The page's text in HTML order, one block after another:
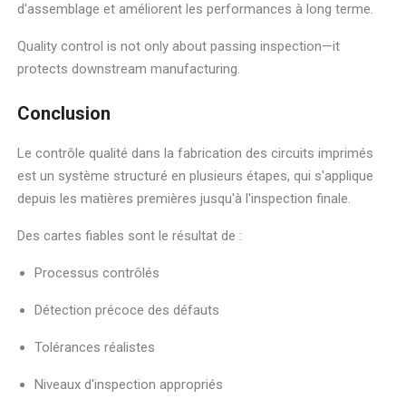
d'assemblage et améliorent les performances à long terme.
Quality control is not only about passing inspection—it
protects downstream manufacturing.
Conclusion
Le contrôle qualité dans la fabrication des circuits imprimés
est un système structuré en plusieurs étapes, qui s'applique
depuis les matières premières jusqu'à l'inspection finale.
Des cartes fiables sont le résultat de :
Processus contrôlés
Détection précoce des défauts
Tolérances réalistes
Niveaux d'inspection appropriés